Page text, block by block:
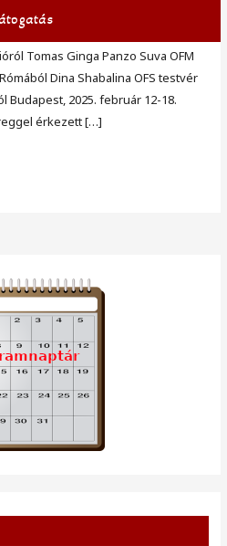
Tomas Ginga Panzo Suva OFM
Dina Shabalina OFS testvér
Budapest, 2025. február 12-18.
érkezett […]